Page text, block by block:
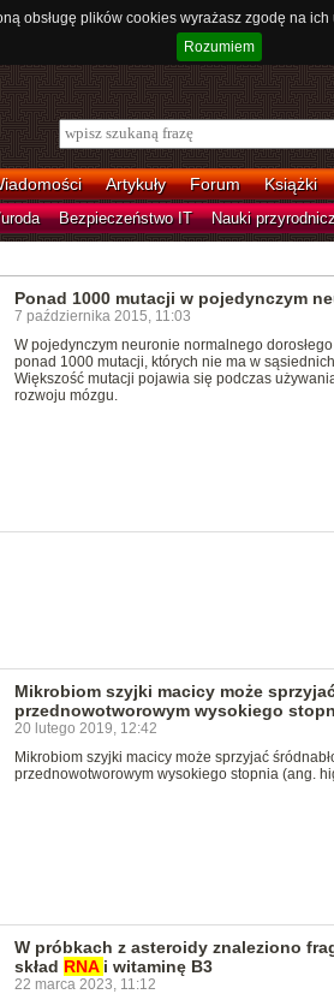
obsługę plików cookies wyrażasz zgodę na
Rozumiem
Artykuły Forum Książki
Bezpieczeństwo IT Nauki
Ponad 1000 mutacji w pojedynczym
7 października 2015, 11:03
W pojedynczym neuronie normalnego
ponad 1000 mutacji, których nie ma w
Większość mutacji pojawia się podczas
rozwoju mózgu.
Mikrobiom szyjki macicy może
przednowotworowym wysokiego
20 lutego 2019, 12:42
Mikrobiom szyjki macicy może sprzyjać
przednowotworowym wysokiego stopnia (ang.
W próbkach z asteroidy znaleziono
skład RNA i witaminę B3
22 marca 2023, 11:12